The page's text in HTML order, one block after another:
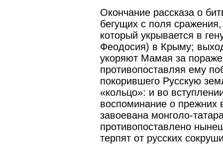
Окончание рассказа о
бегущих с поля
который укрывается в
Феодосия) в Крыму;
укоряют Мамая за
противопоставляя ему
покорившего Русскую
«кольцо»: и во
воспоминание о прежних
завоевана монголо-
противопоставлено
терпят от русских